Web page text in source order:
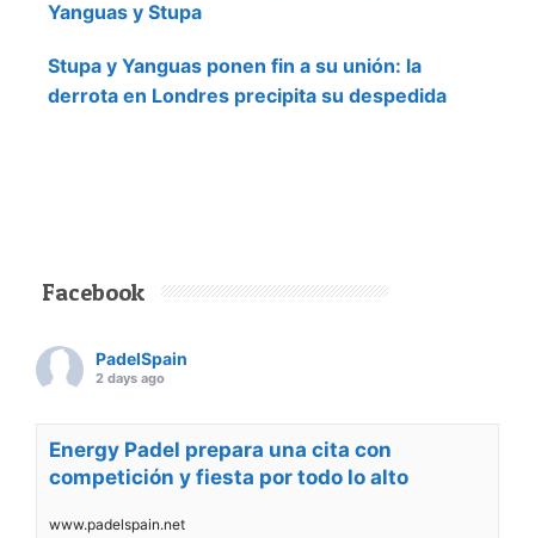
Yanguas y Stupa
Stupa y Yanguas ponen fin a su unión: la
derrota en Londres precipita su despedida
Facebook
PadelSpain
2 days ago
Energy Padel prepara una cita con
competición y fiesta por todo lo alto
www.padelspain.net